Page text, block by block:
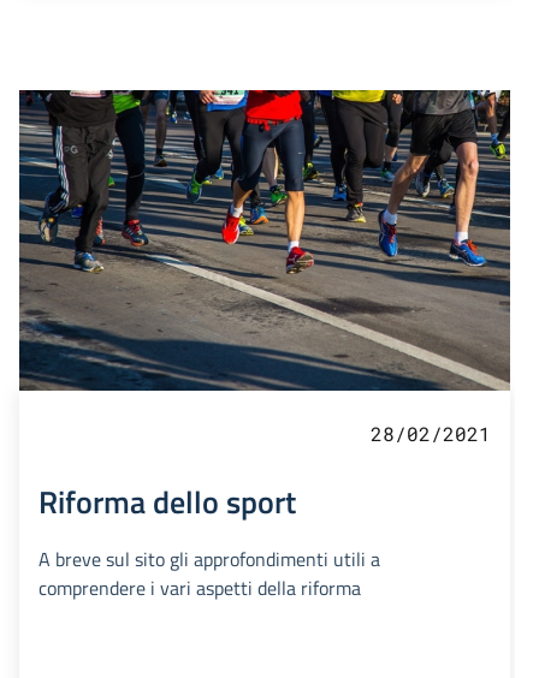
28/02/2021
Riforma dello sport
A breve sul sito gli approfondimenti utili a
comprendere i vari aspetti della riforma